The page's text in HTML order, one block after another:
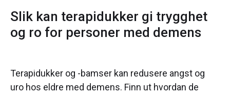
Slik kan terapidukker gi trygghet
og ro for personer med demens
Terapidukker og -bamser kan redusere angst og
uro hos eldre med demens. Finn ut hvordan de